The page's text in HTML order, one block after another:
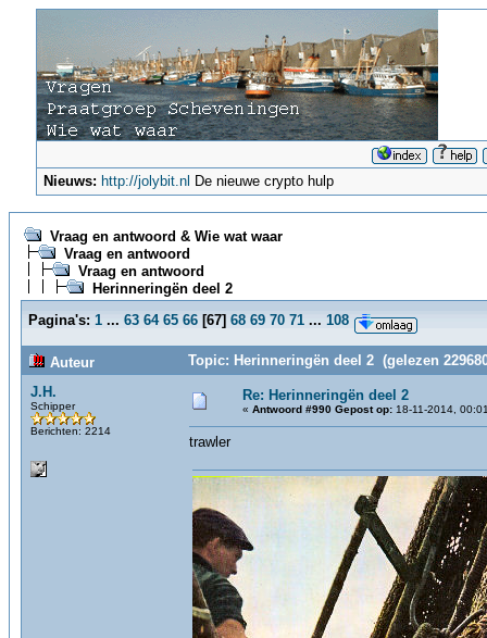
Nieuws: http://jolybit.nl De nieuwe crypto hulp
Vraag en antwoord & Wie wat waar
Vraag en antwoord
Vraag en antwoord
Herinneringën deel 2
Pagina's: 1 ... 63 64 65 66 [67] 68 69 70 71 ... 108
Auteur
Topic: Herinneringën deel 2 (gelezen
J.H.
Schipper
Berichten: 2214
Re: Herinneringën deel 2
« Antwoord #990 Gepost op: 18-11-2014,
trawler